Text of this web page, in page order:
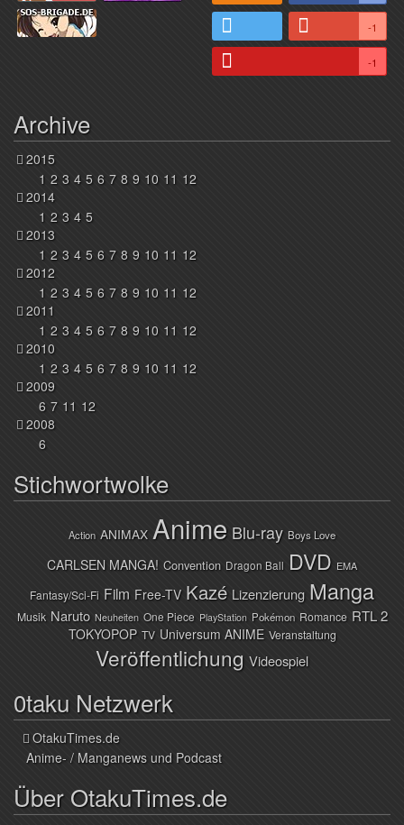
-1
-1
Archive
2015
1 2 3 4 5 6 7 8 9 10 11 12
2014
1 2 3 4 5
2013
1 2 3 4 5 6 7 8 9 10 11 12
2012
1 2 3 4 5 6 7 8 9 10 11 12
2011
1 2 3 4 5 6 7 8 9 10 11 12
2010
1 2 3 4 5 6 7 8 9 10 11 12
2009
6 7 11 12
2008
6
Stichwortwolke
Action ANIMAX Anime Blu-ray Boys Love
CARLSEN MANGA! Convention Dragon Ball DVD EMA
Fantasy/Sci-Fi Film Free-TV Kazé Lizenzierung Manga
Musik Naruto Neuheiten One Piece PlayStation Pokémon Romance RTL 2
TOKYOPOP TV Universum ANIME Veranstaltung
Veröffentlichung Videospiel
0taku Netzwerk
OtakuTimes.de
Anime- / Manganews und Podcast
Über OtakuTimes.de